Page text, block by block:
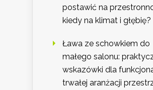
postawić na
kiedy na klimat i głębię?
Ława ze schowkiem do
małego salonu:
wskazówki dla
trwałej aranżacji